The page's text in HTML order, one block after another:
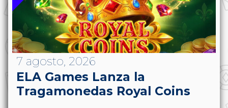
7 agosto, 2026
ELA Games Lanza la
Tragamonedas Royal Coins